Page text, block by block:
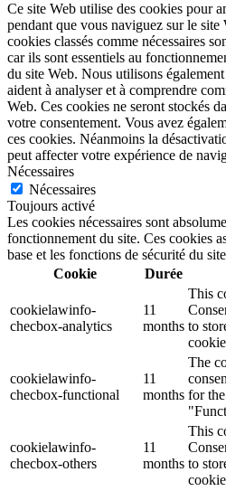
Ce site Web utilise des cookies pour
pendant que vous naviguez sur le
cookies classés comme nécessaires
car ils sont essentiels au
du site Web. Nous utilisons
aident à analyser et à comprendre
Web. Ces cookies ne seront stockés
votre consentement. Vous avez
ces cookies. Néanmoins la
peut affecter votre expérience de
Nécessaires
Nécessaires
Toujours activé
Les cookies nécessaires sont
fonctionnement du site. Ces cookies
base et les fonctions de sécurité du
Cookie
Durée
cookielawinfo-
checbox-analytics
11
months
This
to
cookielawinfo-
checbox-functional
11
months
The
for
cookielawinfo-
checbox-others
11
months
This
to